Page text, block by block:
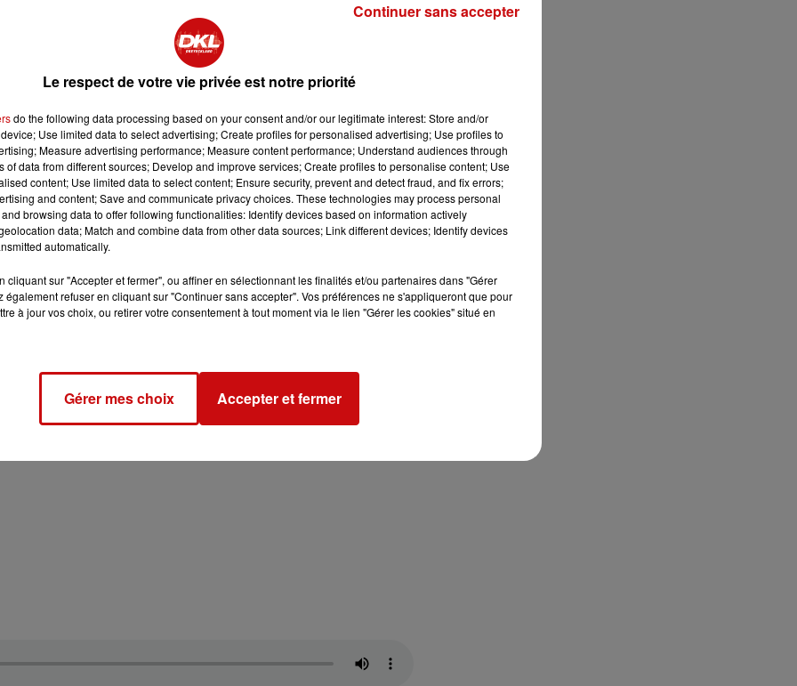
Le respect de votre vie privée est notre priorité
do the following data processing based on your consent and/or our legitimate interest: Store and/or
Use limited data to select advertising; Create profiles for personalised advertising; Use profiles to
Measure advertising performance; Measure content performance; Understand audiences through
of data from different sources; Develop and improve services; Create profiles to personalise content; Use
content; Use limited data to select content; Ensure security, prevent and detect fraud, and fix errors;
and content; Save and communicate privacy choices. These technologies may process personal
browsing data to offer following functionalities: Identify devices based on information actively
data; Match and combine data from other data sources; Link different devices; Identify devices
automatically.
cliquant sur "Accepter et fermer", ou affiner en sélectionnant les finalités et/ou partenaires dans "Gérer
également refuser en cliquant sur "Continuer sans accepter". Vos préférences ne s'appliqueront que pour
à jour vos choix, ou retirer votre consentement à tout moment via le lien "Gérer les cookies" situé en
Gérer mes choix Accepter et fermer
Continuer sans accepter